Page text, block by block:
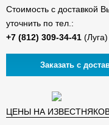
Стоимость с доставкой
уточнить по тел.:
(Луга)
Заказать с
ЦЕНЫ НА